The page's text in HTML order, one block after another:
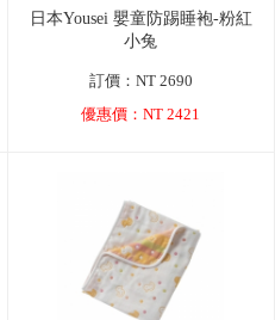
日本Yousei 嬰童防踢睡袍-粉紅
小兔
訂價：NT 2690
優惠價：NT 2421